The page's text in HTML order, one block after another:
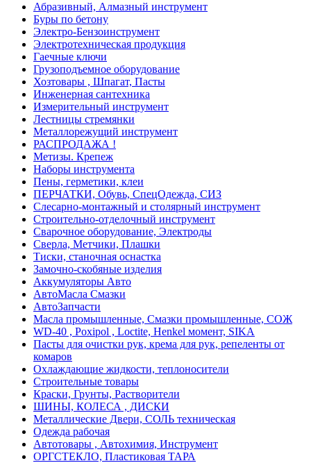
Абразивный, Алмазный инструмент
Буры по бетону
Электро-Бензоинструмент
Электротехническая продукция
Гаечные ключи
Грузоподъемное оборудование
Хозтовары , Шпагат, Пасты
Инженерная сантехника
Измерительный инструмент
Лестницы стремянки
Металлорежущий инструмент
РАСПРОДАЖА !
Метизы. Крепеж
Наборы инструмента
Пены, герметики, клеи
ПЕРЧАТКИ, Обувь, СпецОдежда, СИЗ
Слесарно-монтажный и столярный инструмент
Строительно-отделочный инструмент
Сварочное оборудование, Электроды
Сверла, Метчики, Плашки
Тиски, станочная оснастка
Замочно-скобяные изделия
Аккумуляторы Авто
АвтоМасла Смазки
АвтоЗапчасти
Масла промышленные, Смазки промышленные, СОЖ
WD-40 , Poxipol , Loctite, Henkel момент, SIKA
Пасты для очистки рук, крема для рук, репеленты от
комаров
Охлаждающие жидкости, теплоносители
Строительные товары
Краски, Грунты, Растворители
ШИНЫ, КОЛЕСА , ДИСКИ
Металлические Двери, СОЛЬ техническая
Одежда рабочая
Автотовары , Автохимия, Инструмент
ОРГСТЕКЛО, Пластиковая ТАРА